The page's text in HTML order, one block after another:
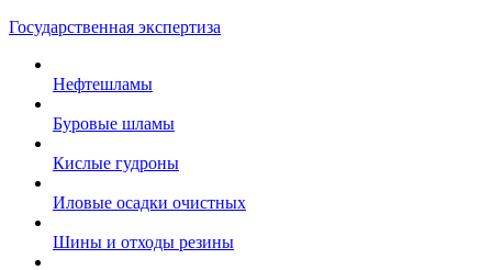
Государственная экспертиза
Нефтешламы
Буровые шламы
Кислые гудроны
Иловые осадки очистных
Шины и отходы резины